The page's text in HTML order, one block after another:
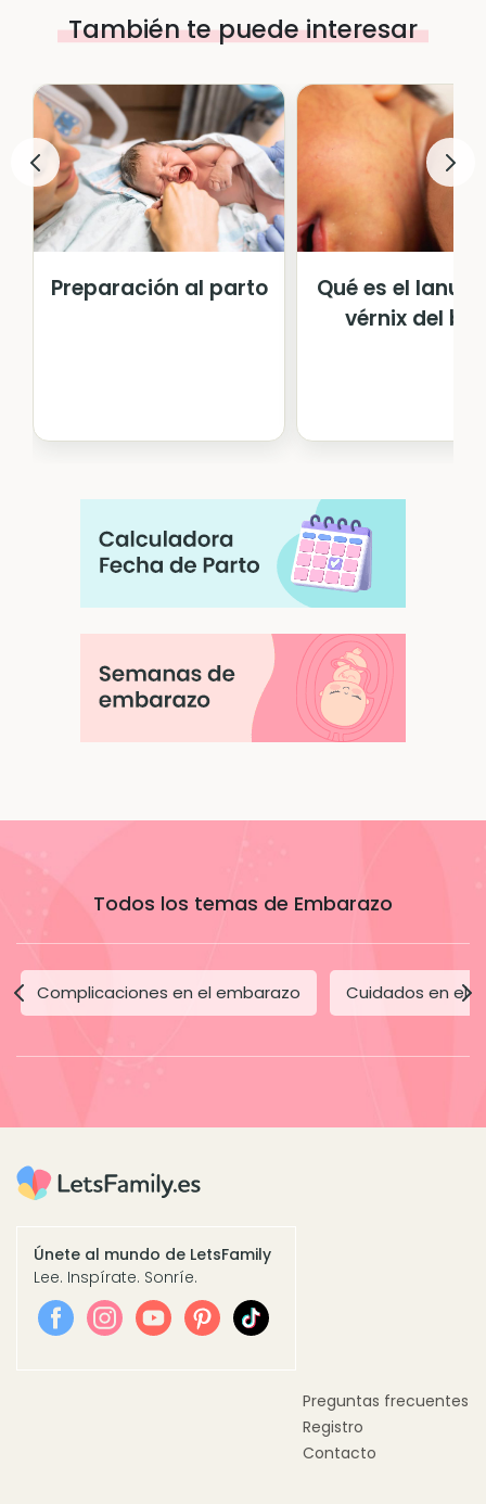
También te puede interesar
Preparación al parto
Qué es el
vérnix del
Todos los temas de Embarazo
Complicaciones en el embarazo Cuidados en el
Únete al mundo de LetsFamily
Lee. Inspírate. Sonríe.
Preguntas frecuentes
Registro
Contacto